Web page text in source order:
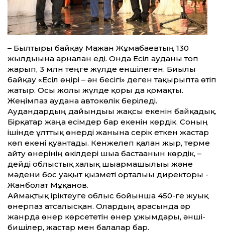
– Былтырғы байқау Мағжан Жұмабаевтың 130
жылдығына арналған еді. Онда Есіл ауданы топ
жарып, 3 млн теңге жүлде еншілеген. Биылғы
байқау «Есіл өңірі – ән бесігі» деген тақырыпта өтіп
жатыр. Осы жолы жүлде қоры да қомақты.
Жеңімпаз ауданға автокөлік беріледі.
Аудандардың дайындығы жақсы екенін байқадық.
Бірқатар жаңа есімдер бар екенін көрдік. Соның
ішінде ұлттық өнерді жанына серік еткен жаcтар
көп екені қуантады. Кенжелеп қалған жыр, терме
айту өнерінің өкілдері шыға бастағанын көрдік, –
дейді облыстық халық шығармашылығы және
мәдени бос уақыт қызметі орталығы директоры ­
Жанболат Мұқанов.
Аймақтық іріктеуге облыс бойынша 450-ге жуық
өнерпаз атсалысқан. Олардың арасында әр
жанрда өнер көрсететін өнер ұжымдары, әнші-
бишілер, жастар мен балалар бар.